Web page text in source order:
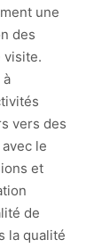
une
des
visite.
à
vers des
le
et
de
la qualité